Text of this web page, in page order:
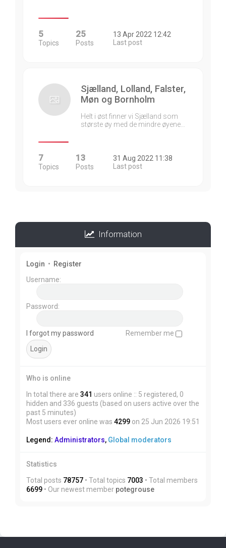
5
Topics
25
Posts
13 Apr 2022 12:42
Last post
Sjælland, Lolland, Falster,
Møn og Bornholm
Helt i øst finner vi Sjælland som
største øy med de mindre øyene…
7
Topics
13
Posts
31 Aug 2022 11:38
Last post
Information
Login • Register
Username:
Password:
I forgot my password Remember me
Who is online
In total there are 341 users online :: 5 registered, 0
hidden and 336 guests (based on users active over the
past 5 minutes)
Most users ever online was 4299 on 25 Jun 2026 19:51
Legend: Administrators, Global moderators
Statistics
Total posts 78757 • Total topics 7003 • Total members
6699 • Our newest member potegrouse